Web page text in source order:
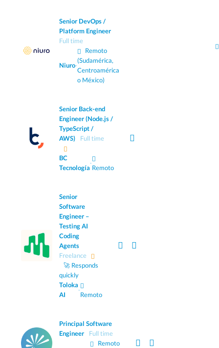
Senior DevOps /
Platform Engineer
Full time
Niuro·
Remoto
(Sudamérica,
Centroamérica
o México)
Senior Back-end
Engineer (Node.js /
TypeScript /
AWS)
Full time
BC
Tecnología
·
Remoto
Senior
Software
Engineer –
Testing AI
Coding
Agents
Freelance
🚀 Responds
quickly
Toloka
AI
·
Remoto
Principal Software
Engineer
Full time
Remoto